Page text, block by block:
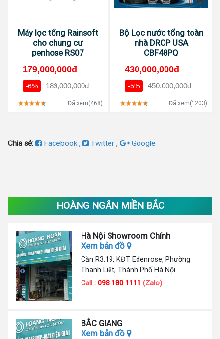
Máy lọc tổng Rainsoft
cho chung cư
penhose RS07
179,000,000đ
-6% 189,000,000đ
Đã xem(468)
Bộ Lọc nước tổng toàn
nhà DROP USA
CBF48PQ
430,000,000đ
-5% 450,000,000đ
Đã xem(1203)
Chia sẻ: Facebook, Twitter , Google
HOÀNG NGÂN MIỀN BẮC
Hà Nội Showroom Chính
Xem bản đồ
Căn R3.19, KĐT Edenrose, Phường
Thanh Liệt, Thành Phố Hà Nội
Call :098 180 1111 (Zalo)
BẮC GIANG
Xem bản đồ